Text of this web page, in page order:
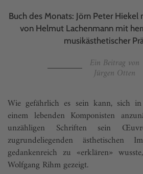
Buch des Monats: Jörn Peter Hiekel
von Helmut Lachenmann mit
musikästhetischer
Ein Beitrag von
Jürgen Otten
Wie gefährlich es sein kann, sich
einem lebenden Komponisten
unzähligen Schriften sein
zugrundeliegenden ästhetischen
gedankenreich zu «erklären»
Wolfgang Rihm gezeigt.